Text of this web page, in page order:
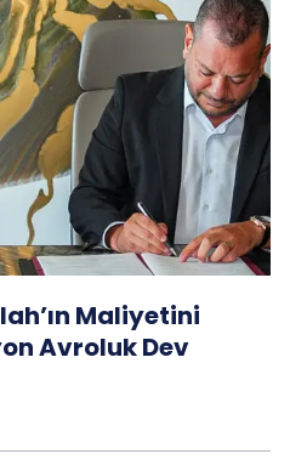
Maliyetini
Avroluk Dev